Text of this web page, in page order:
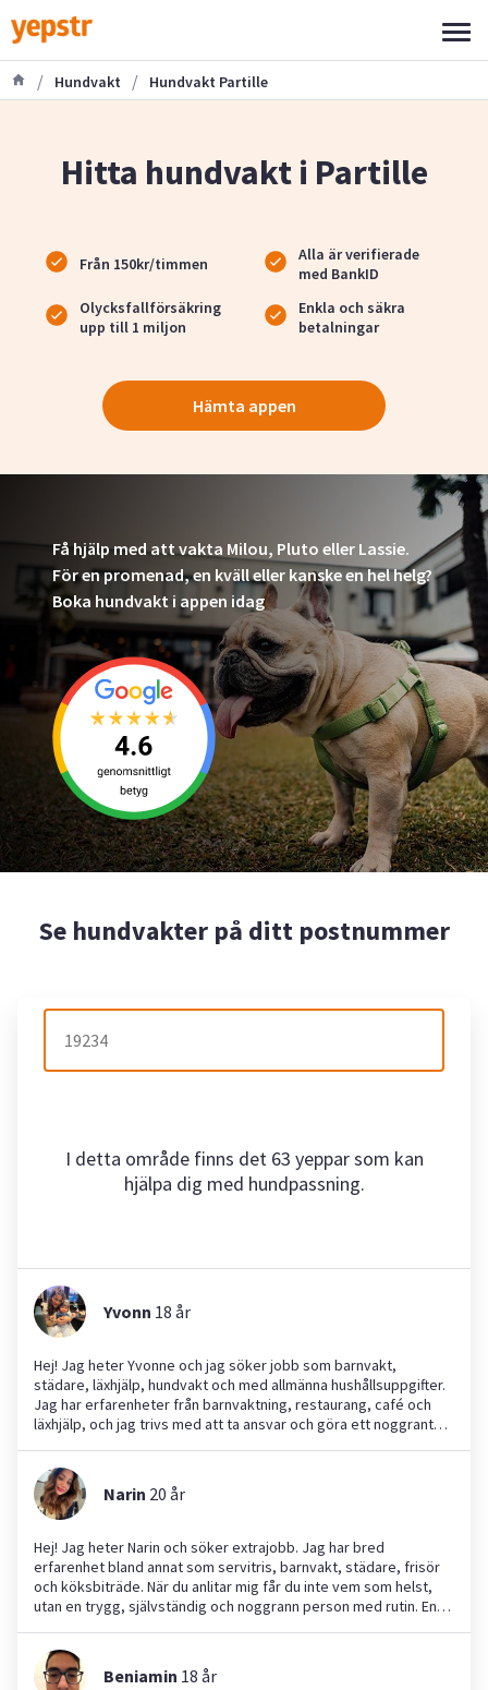
/ Hundvakt / Hundvakt Partille
Hitta hundvakt i Partille
Från 150kr/timmen
Alla är verifierade
med BankID
Olycksfallförsäkring
upp till 1 miljon
Enkla och säkra
betalningar
Hämta appen
Få hjälp med att vakta Milou, Pluto eller Lassie.
För en promenad, en kväll eller kanske en hel helg?
Boka hundvakt i appen idag
Se hundvakter på ditt postnummer
I detta område finns det 63 yeppar som kan
hjälpa dig med hundpassning.
Yvonn 18 år
Hej! Jag heter Yvonne och jag söker jobb som barnvakt,
städare, läxhjälp, hundvakt och med allmänna hushållsuppgifter.
Jag har erfarenheter från barnvaktning, restaurang, café och
läxhjälp, och jag trivs med att ta ansvar och göra ett noggrant
förmåga och ett naturligt engagemang i de uppgifter jag tar mig
an. Jag arbetar effektivt även i stressiga situationer och
behåller alltid ett positivt bemötande. Jag är trygg, ansvarsfull
och har lätt för att skapa förtroende, både hos barn och vuxna.
Jag kan till exempel hjälpa till med enklare matlagning, läxläsning
i engelska, promenader och aktivering av hundar samt städning
och ordning i hemmet. Hör gärna av dig så berättar jag mer och
anpassar mig efter dina behov!
Narin 20 år
Hej! Jag heter Narin och söker extrajobb. Jag har bred
erfarenhet bland annat som servitris, barnvakt, städare, frisör
och köksbiträde. När du anlitar mig får du inte vem som helst,
utan en trygg, självständig och noggrann person med rutin. En
genom att jobba i restaurangmiljö med högt tempo. En liten
nackdel (eller fördel, beroende på hur man ser det!) är att jag är
väldigt noga, jag klarar inte av oordning, så jag ser alltid till att
Beniamin 18 år